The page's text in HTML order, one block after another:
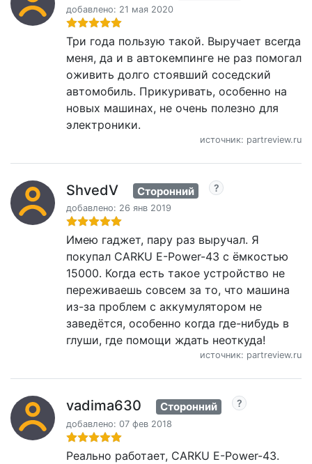
добавлено: 21 мая 2020
Три года пользую такой. Выручает всегда
меня, да и в автокемпинге не раз помогал
оживить долго стоявший соседский
автомобиль. Прикуривать, особенно на
новых машинах, не очень полезно для
электроники.
источник: partreview.ru
ShvedV Сторонний
добавлено: 26 янв 2019
Имею гаджет, пару раз выручал. Я
покупал CARKU E-Power-43 с ёмкостью
15000. Когда есть такое устройство не
переживаешь совсем за то, что машина
из-за проблем с аккумулятором не
заведётся, особенно когда где-нибудь в
глуши, где помощи ждать неоткуда!
источник: partreview.ru
vadima630 Сторонний
добавлено: 07 фев 2018
Реально работает, CARKU E-Power-43.